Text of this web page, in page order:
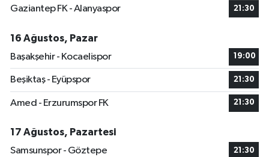
Gaziantep FK - Alanyaspor 21:30
16 Ağustos, Pazar
Başakşehir - Kocaelispor
19:00
Beşiktaş - Eyüpspor 21:30
Amed - Erzurumspor FK 21:30
17 Ağustos, Pazartesi
Samsunspor - Göztepe
21:30